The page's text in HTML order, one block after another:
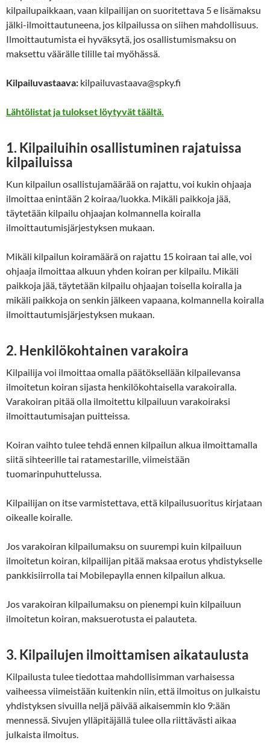
kilpailupaikkaan, vaan kilpailijan on suoritettava 5 e lisämaksu
jälki-ilmoittautuneena, jos kilpailussa on siihen mahdollisuus.
Ilmoittautumista ei hyväksytä, jos osallistumismaksu on
maksettu väärälle tilille tai myöhässä.
Kilpailuvastaava: kilpailuvastaava@spky.fi
Lähtölistat ja tulokset löytyvät täältä.
1. Kilpailuihin osallistuminen rajatuissa
kilpailuissa
Kun kilpailun osallistujamäärää on rajattu, voi kukin ohjaaja
ilmoittaa enintään 2 koiraa/luokka. Mikäli paikkoja jää,
täytetään kilpailu ohjaajan kolmannella koiralla
ilmoittautumisjärjestyksen mukaan.
Mikäli kilpailun koiramäärä on rajattu 15 koiraan tai alle, voi
ohjaaja ilmoittaa alkuun yhden koiran per kilpailu. Mikäli
paikkoja jää, täytetään kilpailu ohjaajan toisella koiralla ja
mikäli paikkoja on senkin jälkeen vapaana, kolmannella koiralla
ilmoittautumisjärjestyksen mukaan.
2. Henkilökohtainen varakoira
Kilpailija voi ilmoittaa omalla päätöksellään kilpailevansa
ilmoitetun koiran sijasta henkilökohtaisella varakoiralla.
Varakoiran pitää olla ilmoitettu kilpailuun varakoiraksi
ilmoittautumisajan puitteissa.
Koiran vaihto tulee tehdä ennen kilpailun alkua ilmoittamalla
siitä sihteerille tai ratamestarille, viimeistään
tuomarinpuhuttelussa.
Kilpailijan on itse varmistettava, että kilpailusuoritus kirjataan
oikealle koiralle.
Jos varakoiran kilpailumaksu on suurempi kuin kilpailuun
ilmoitetun koiran, kilpailijan pitää maksaa erotus yhdistykselle
pankkisiirrolla tai Mobilepaylla ennen kilpailun alkua.
Jos varakoiran kilpailumaksu on pienempi kuin kilpailuun
ilmoitetun koiran, maksuerotusta ei palauteta.
3. Kilpailujen ilmoittamisen aikataulusta
Kilpailusta tulee tiedottaa mahdollisimman varhaisessa
vaiheessa viimeistään kuitenkin niin, että ilmoitus on julkaistu
yhdistyksen sivuilla neljä päivää aikaisemmin klo 9:ään
mennessä. Sivujen ylläpitäjällä tulee olla riittävästi aikaa
julkaista ilmoitus.